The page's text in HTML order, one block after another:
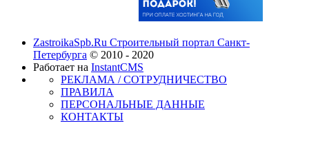
ZastroikaSpb.Ru Строительный портал Санкт-
Петербурга © 2010 - 2020
Работает на InstantCMS
РЕКЛАМА / СОТРУДНИЧЕСТВО
ПРАВИЛА
ПЕРСОНАЛЬНЫЕ ДАННЫЕ
КОНТАКТЫ